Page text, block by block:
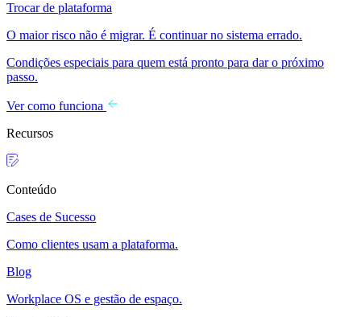
Trocar de plataforma
O maior risco não é migrar. É continuar no sistema errado.
Condições especiais para quem está pronto para dar o próximo
passo.
Ver como funciona
Recursos
Conteúdo
Cases de Sucesso
Como clientes usam a plataforma.
Blog
Workplace OS e gestão de espaço.